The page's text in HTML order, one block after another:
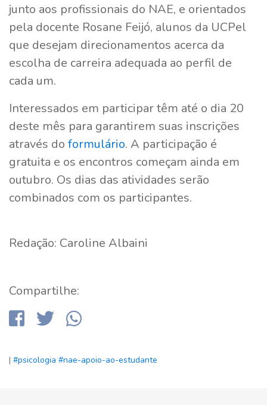
junto aos profissionais do NAE, e orientados
pela docente Rosane Feijó, alunos da UCPel
que desejam direcionamentos acerca da
escolha de carreira adequada ao perfil de
cada um.
Interessados em participar têm até o dia 20
deste mês para garantirem suas inscrições
através do formulário. A participação é
gratuita e os encontros começam ainda em
outubro. Os dias das atividades serão
combinados com os participantes.
Redação: Caroline Albaini
Compartilhe:
| #psicologia #nae-apoio-ao-estudante